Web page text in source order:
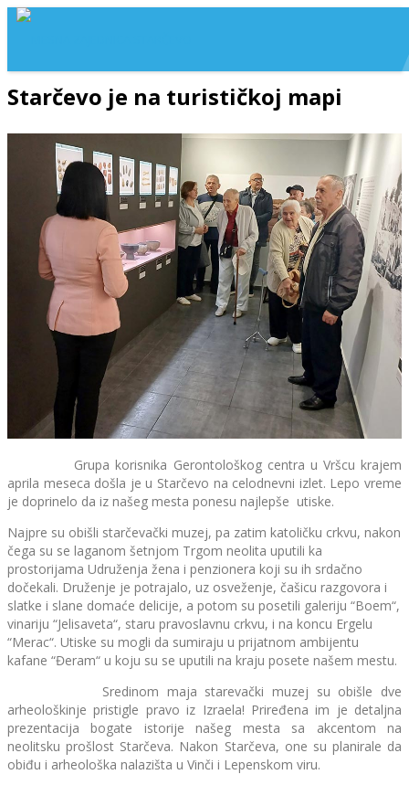
Starčevo je na turističkoj mapi
Grupa korisnika Gerontološkog centra u Vršcu krajem
aprila meseca došla je u Starčevo na celodnevni izlet. Lepo vreme
je doprinelo da iz našeg mesta ponesu najlepše utiske.
Najpre su obišli starčevački muzej, pa zatim katoličku crkvu, nakon
čega su se laganom šetnjom Trgom neolita uputili ka
prostorijama Udruženja žena i penzionera koji su ih srdačno
dočekali. Druženje je potrajalo, uz osveženje, čašicu razgovora i
slatke i slane domaće delicije, a potom su posetili galeriju “Boem“,
vinariju “Jelisaveta“, staru pravoslavnu crkvu, i na koncu Ergelu
“Merac“. Utiske su mogli da sumiraju u prijatnom ambijentu
kafane “Đeram“ u koju su se uputili na kraju posete našem mestu.
Sredinom maja starevački muzej su obišle dve
arheološkinje pristigle pravo iz Izraela! Priređena im je detaljna
prezentacija bogate istorije našeg mesta sa akcentom na
neolitsku prošlost Starčeva. Nakon Starčeva, one su planirale da
obiđu i arheološka nalazišta u Vinči i Lepenskom viru.